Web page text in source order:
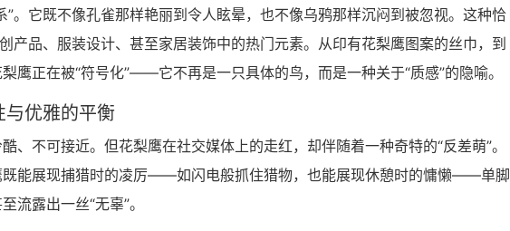
”。它既不像孔雀那样艳丽到令人眩晕，也不像乌鸦那样沉闷到被忽视。这种恰
产品、服装设计、甚至家居装饰中的热门元素。从印有花梨鹰图案的丝巾，到
鹰正在被“符号化”——它不再是一只具体的鸟，而是一种关于“质感”的隐喻。
与优雅的平衡
、不可接近。但花梨鹰在社交媒体上的走红，却伴随着一种奇特的“反差萌”。
既能展现捕猎时的凌厉——如闪电般抓住猎物，也能展现休憩时的慵懒——单脚
流露出一丝“无辜”。